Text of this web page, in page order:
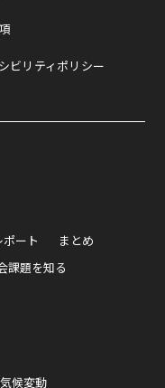
ビリティポリシー
ポート
まとめ
課題を知る
気候変動